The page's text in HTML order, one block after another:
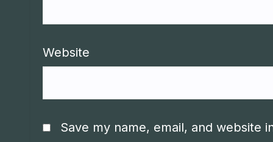
Website
Save my name, email, and website